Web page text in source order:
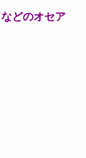
どのオセア